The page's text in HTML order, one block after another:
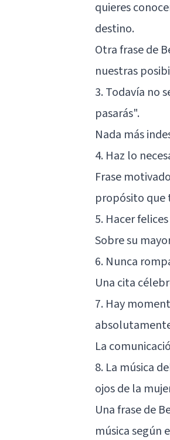
quieres
destino.
Otra frase de
nuestras
3. Todavía no
pasarás".
Nada más
4. Haz lo
Frase
propósito que
5. Hacer
Sobre su
6. Nunca
Una cita
7. Hay
La
8. La música
ojos de la
Una frase de
música según